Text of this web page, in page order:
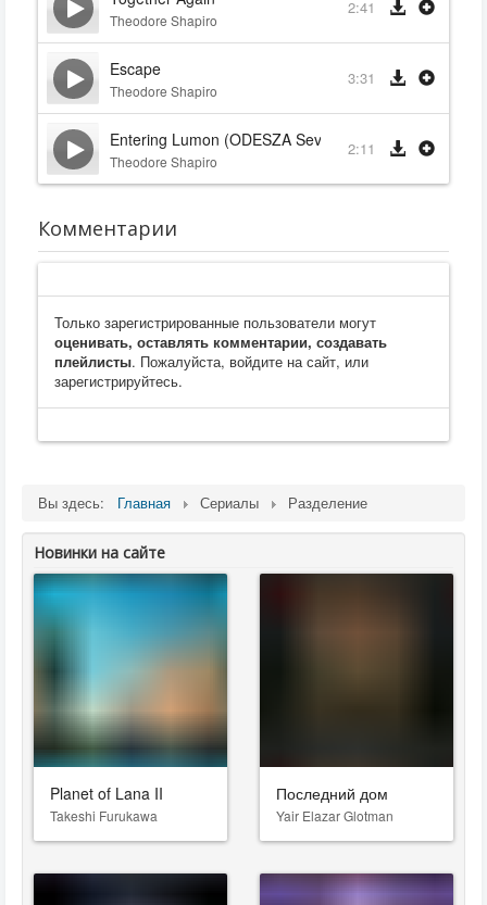
Theodore Shapiro
2:41
Escape
Theodore Shapiro
3:31
Entering Lumon (ODESZA Severance Remix)
Theodore Shapiro
2:11
Комментарии
Только зарегистрированные пользователи могут
оценивать, оставлять комментарии, создавать
плейлисты. Пожалуйста, войдите на сайт, или
зарегистрируйтесь.
Вы здесь: Главная Сериалы Разделение
Новинки на сайте
Planet of Lana II
Takeshi Furukawa
Последний дом
Yair Elazar Glotman